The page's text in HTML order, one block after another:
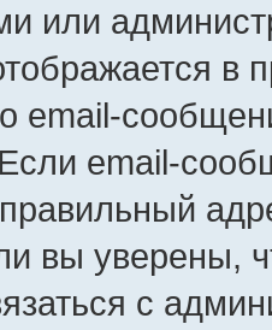
или
в
email-
email-
вы уверены,
с